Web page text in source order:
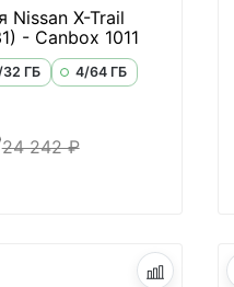
Nissan X-Trail
- Canbox 1011
32 ГБ
4/64 ГБ
24 242 ₽